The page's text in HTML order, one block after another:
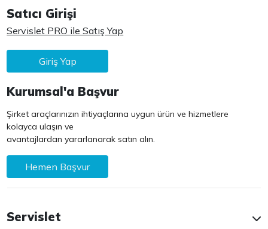
Satıcı Girişi
Servislet PRO ile Satış Yap
Giriş Yap
Kurumsal'a Başvur
Şirket araçlarınızın ihtiyaçlarına uygun ürün ve hizmetlere
kolayca ulaşın ve
avantajlardan yararlanarak satın alın.
Hemen Başvur
Servislet